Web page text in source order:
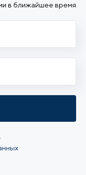
в ближайшее время